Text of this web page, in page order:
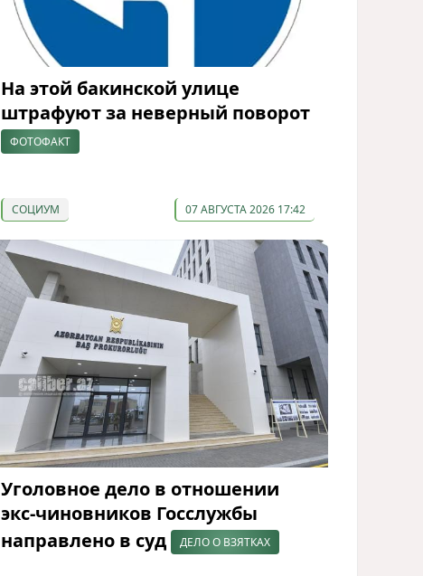
На этой бакинской улице
штрафуют за неверный поворот
ФОТОФАКТ
СОЦИУМ 07 АВГУСТА 2026 17:42
Уголовное дело в отношении
экс-чиновников Госслужбы
направлено в суд
ДЕЛО О ВЗЯТКАХ